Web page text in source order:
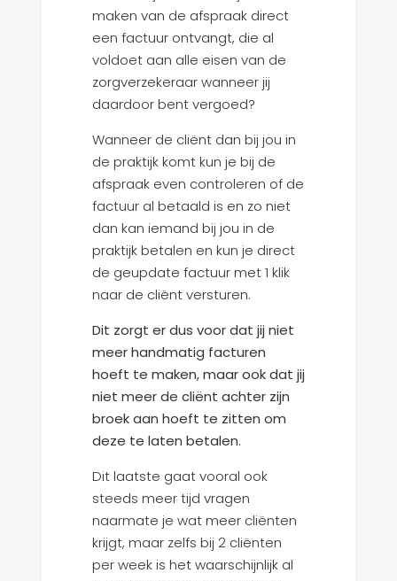
maken van de afspraak direct
een factuur ontvangt, die al
voldoet aan alle eisen van de
zorgverzekeraar wanneer jij
daardoor bent vergoed?
Wanneer de cliënt dan bij jou in
de praktijk komt kun je bij de
afspraak even controleren of de
factuur al betaald is en zo niet
dan kan iemand bij jou in de
praktijk betalen en kun je direct
de geupdate factuur met 1 klik
naar de cliënt versturen.
Dit zorgt er dus voor dat jij niet
meer handmatig facturen
hoeft te maken, maar ook dat jij
niet meer de cliënt achter zijn
broek aan hoeft te zitten om
deze te laten betalen.
Dit laatste gaat vooral ook
steeds meer tijd vragen
naarmate je wat meer cliënten
krijgt, maar zelfs bij 2 cliënten
per week is het waarschijnlijk al